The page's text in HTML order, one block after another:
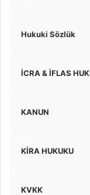
Hukuki Sözlük
İCRA & İFLAS
KANUN
KİRA HUKUKU
KVKK